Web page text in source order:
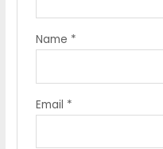
Name *
Email *